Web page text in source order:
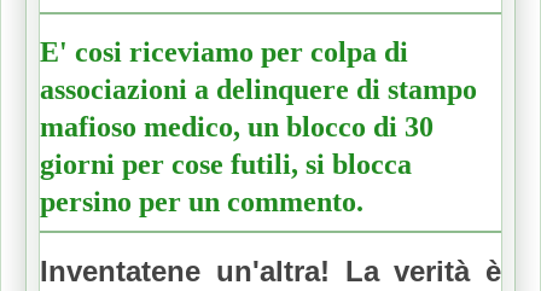
E' cosi riceviamo per colpa di
associazioni a delinquere di stampo
mafioso medico, un blocco di 30
giorni per cose futili, si blocca
persino per un commento.
Inventatene un'altra! La verità è